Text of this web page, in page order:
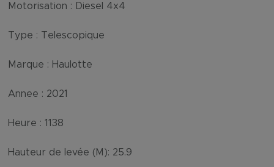
Motorisation : Diesel 4x4
Type : Telescopique
Marque : Haulotte
Annee : 2021
Heure : 1138
Hauteur de levée (M): 25.9